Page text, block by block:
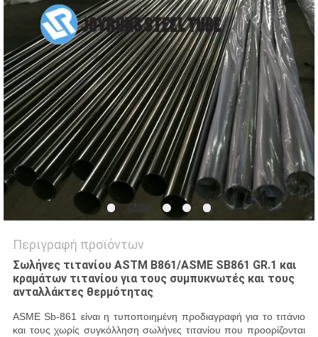
Περιγραφή προϊόντων
Σωλήνες τιτανίου ASTM B861/ASME SB861 GR.1 και
κραμάτων τιτανίου για τους συμπυκνωτές και τους
ανταλλάκτες θερμότητας
ASME Sb-861 είναι η τυποποιημένη προδιαγραφή για το τιτάνιο
και τους χωρίς συγκόλληση σωλήνες τιτανίου που προορίζονται